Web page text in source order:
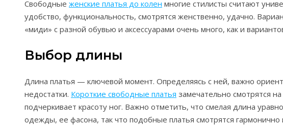
Свободные женские платья до колен многие стилисты считают
удобство, функциональность, смотрятся женственно, удачно.
«миди» с разной обувью и аксессуарами очень много, как и
Выбор длины
Длина платья — ключевой момент. Определяясь с ней, важно
недостатки. Короткие свободные платья замечательно смотрятся
подчеркивает красоту ног. Важно отметить, что смелая длина
одежды, ее фасона, так что подобные платья смотрятся гармонично